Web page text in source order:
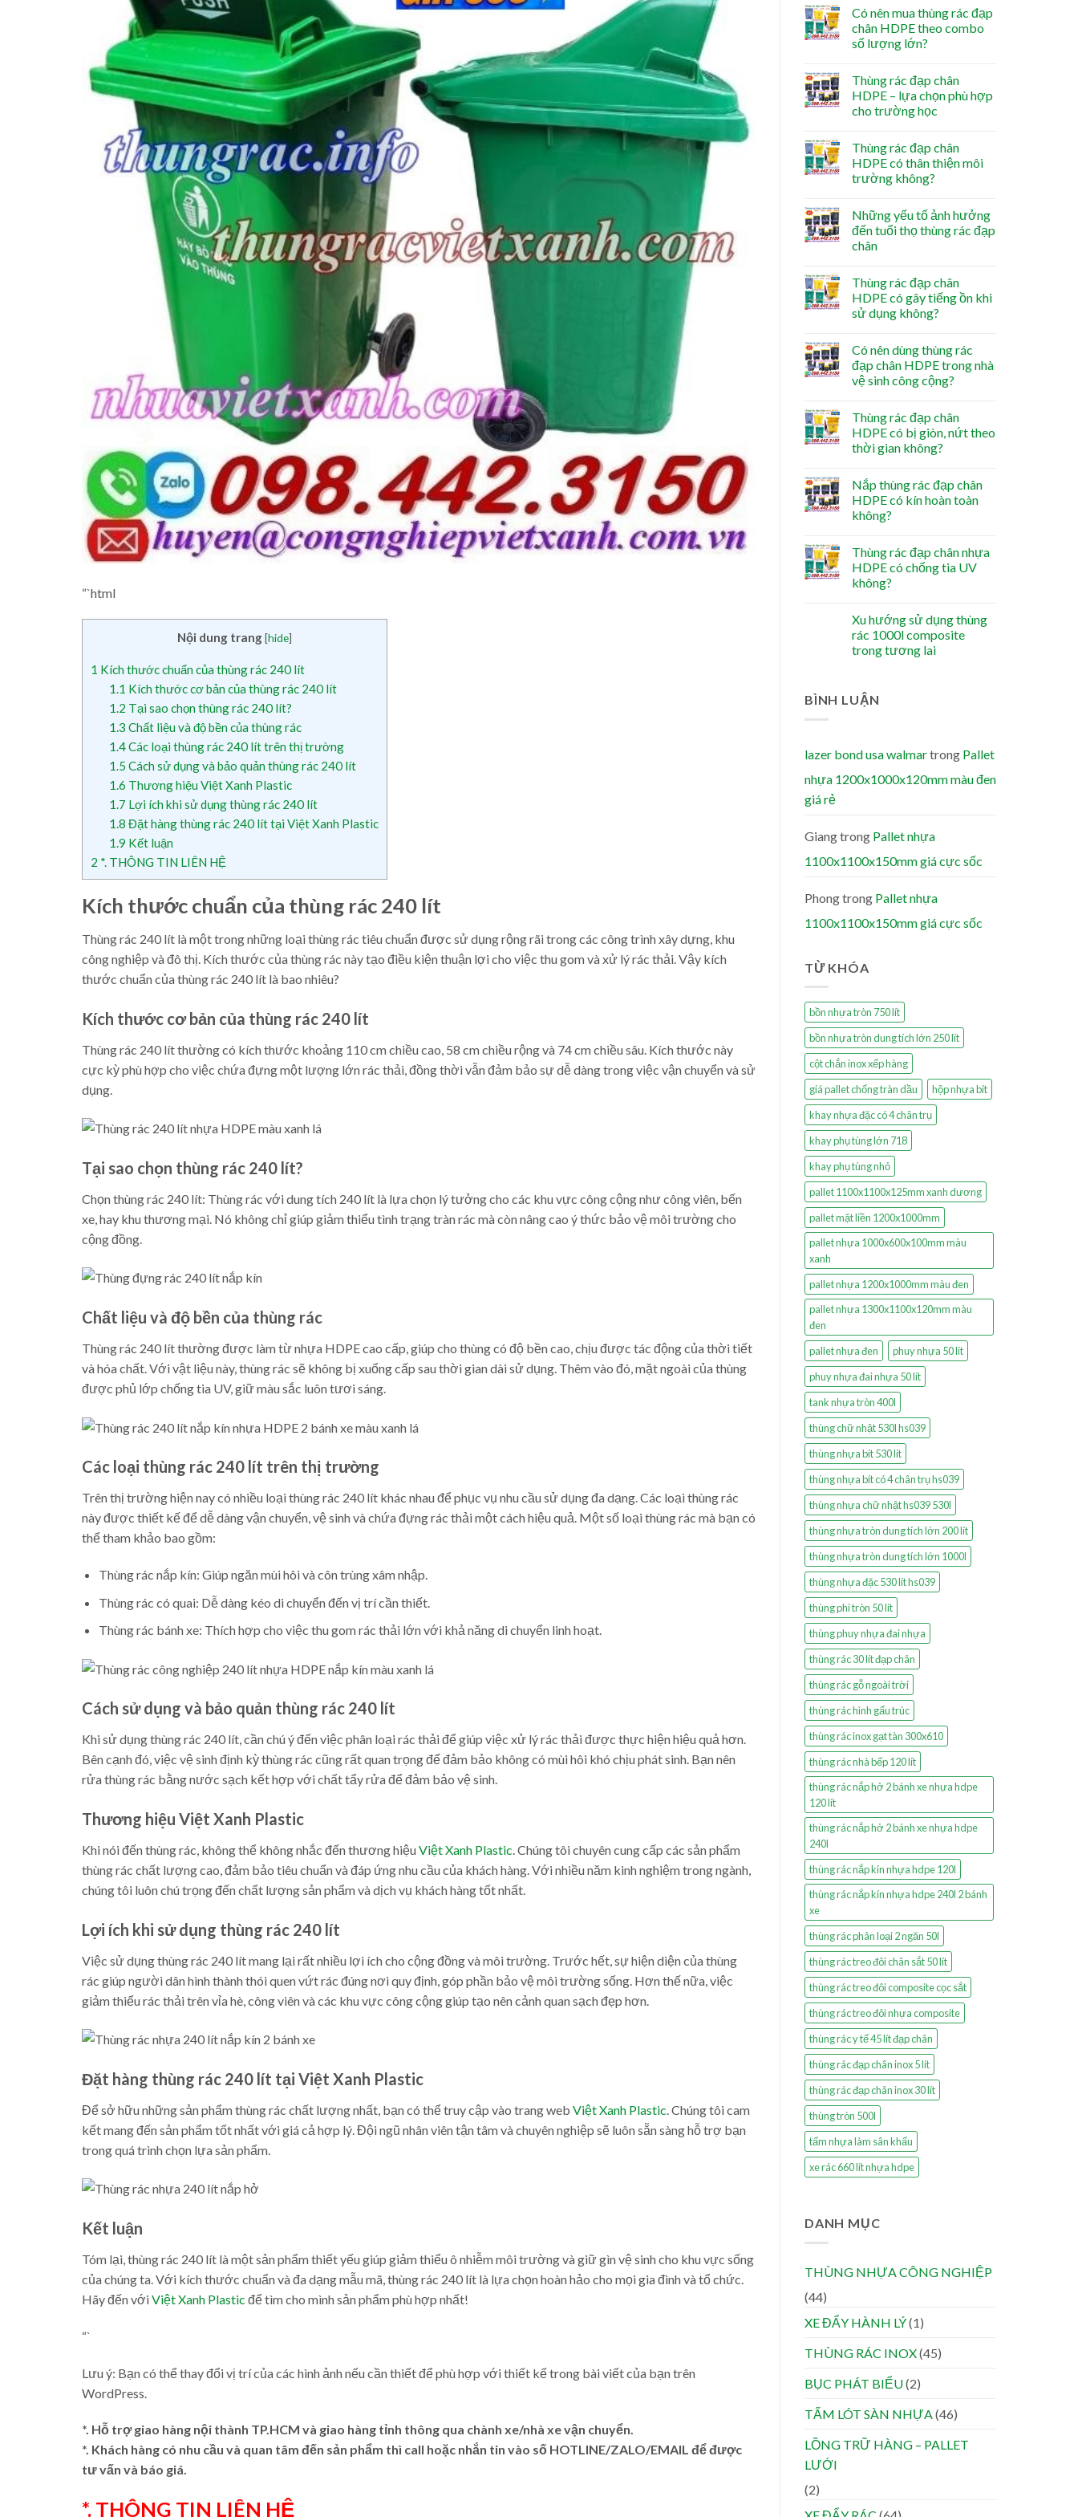
“`html
Nội dung trang[hide]
1 Kích thước chuẩn của thùng rác 240 lít
1.1 Kích thước cơ bản của thùng rác 240 lít
1.2 Tại sao chọn thùng rác 240 lít?
1.3 Chất liệu và độ bền của thùng rác
1.4Các loại thùng rác 240 lít trên thị trường
1.5 Cách sử dụng và bảo quản thùng rác 240 lít
1.6 Thương hiệu Việt Xanh Plastic
1.7 Lợi ích khi sử dụng thùng rác 240 lít
1.8 Đặt hàng thùng rác 240 lít tại Việt Xanh Plastic
1.9 Kết luận
2 *. THÔNG TIN LIÊN HỆ
Kích thước chuẩn của thùng rác 240 lít
Thùng rác 240 lít là một trong những loại thùng rác tiêu chuẩn được sử dụng rộng rãi trong các công trình xây dựng, khu
công nghiệp và đô thị. Kích thước của thùng rác này tạo điều kiện thuận lợi cho việc thu gom và xử lý rác thải. Vậy kích
thước chuẩn của thùng rác 240 lít là bao nhiêu?
Kích thước cơ bản của thùng rác 240 lít
Thùng rác 240 lít thường có kích thước khoảng 110 cm chiều cao, 58 cm chiều rộng và 74 cm chiều sâu. Kích thước này
cực kỳ phù hợp cho việc chứa đựng một lượng lớn rác thải, đồng thời vẫn đảm bảo sự dễ dàng trong việc vận chuyển và sử
dụng.
Tại sao chọn thùng rác 240 lít?
Chọn thùng rác 240 lít: Thùng rác với dung tích 240 lít là lựa chọn lý tưởng cho các khu vực công cộng như công viên, bến
xe, hay khu thương mại. Nó không chỉ giúp giảm thiểu tình trạng tràn rác mà còn nâng cao ý thức bảo vệ môi trường cho
cộng đồng.
Chất liệu và độ bền của thùng rác
Thùng rác 240 lít thường được làm từ nhựa HDPE cao cấp, giúp cho thùng có độ bền cao, chịu được tác động của thời tiết
và hóa chất. Với vật liệu này, thùng rác sẽ không bị xuống cấp sau thời gian dài sử dụng. Thêm vào đó, mặt ngoài của thùng
được phủ lớp chống tia UV, giữ màu sắc luôn tươi sáng.
Các loại thùng rác 240 lít trên thị trường
Trên thị trường hiện nay có nhiều loại thùng rác 240 lít khác nhau để phục vụ nhu cầu sử dụng đa dạng. Các loại thùng rác
này được thiết kế để dễ dàng vận chuyển, vệ sinh và chứa đựng rác thải một cách hiệu quả. Một số loại thùng rác mà bạn có
thể tham khảo bao gồm:
Thùng rác nắp kín: Giúp ngăn mùi hôi và côn trùng xâm nhập.
Thùng rác có quai: Dễ dàng kéo di chuyển đến vị trí cần thiết.
Thùng rác bánh xe: Thích hợp cho việc thu gom rác thải lớn với khả năng di chuyển linh hoạt.
Cách sử dụng và bảo quản thùng rác 240 lít
Khi sử dụng thùng rác 240 lít, cần chú ý đến việc phân loại rác thải để giúp việc xử lý rác thải được thực hiện hiệu quả hơn.
Bên cạnh đó, việc vệ sinh định kỳ thùng rác cũng rất quan trọng để đảm bảo không có mùi hôi khó chịu phát sinh. Bạn nên
rửa thùng rác bằng nước sạch kết hợp với chất tẩy rửa để đảm bảo vệ sinh.
Thương hiệu Việt Xanh Plastic
Khi nói đến thùng rác, không thể không nhắc đến thương hiệuViệt Xanh Plastic. Chúng tôi chuyên cung cấp các sản phẩm
thùng rác chất lượng cao, đảm bảo tiêu chuẩn và đáp ứng nhu cầu của khách hàng. Với nhiều năm kinh nghiệm trong ngành,
chúng tôi luôn chú trọng đến chất lượng sản phẩm và dịch vụ khách hàng tốt nhất.
Lợi ích khi sử dụng thùng rác 240 lít
Việc sử dụng thùng rác 240 lít mang lại rất nhiều lợi ích cho cộng đồng và môi trường. Trước hết, sự hiện diện của thùng
rác giúp người dân hình thành thói quen vứt rác đúng nơi quy định, góp phần bảo vệ môi trường sống. Hơn thế nữa, việc
giảm thiểu rác thải trên vỉa hè, công viên và các khu vực công cộng giúp tạo nên cảnh quan sạch đẹp hơn.
Đặt hàng thùng rác 240 lít tại Việt Xanh Plastic
Để sở hữu những sản phẩm thùng rác chất lượng nhất, bạn có thể truy cập vào trang web Việt Xanh Plastic. Chúng tôi cam
kết mang đến sản phẩm tốt nhất với giá cả hợp lý. Đội ngũ nhân viên tận tâm và chuyên nghiệp sẽ luôn sẵn sàng hỗ trợ bạn
trong quá trình chọn lựa sản phẩm.
Kết luận
Tóm lại, thùng rác 240 lít là một sản phẩm thiết yếu giúp giảm thiểu ô nhiễm môi trường và giữ gìn vệ sinh cho khu vực sống
của chúng ta. Với kích thước chuẩn và đa dạng mẫu mã, thùng rác 240 lít là lựa chọn hoàn hảo cho mọi gia đình và tổ chức.
Hãy đến vớiViệt Xanh Plastic để tìm cho mình sản phẩm phù hợp nhất!
“`
Lưu ý: Bạn có thể thay đổi vị trí của các hình ảnh nếu cần thiết để phù hợp với thiết kế trong bài viết của bạn trên
WordPress.
*. Hỗ trợ giao hàng nội thành TP.HCM và giao hàng tỉnh thông qua chành xe/nhà xe vận chuyển.
*. Khách hàng có nhu cầu và quan tâm đến sản phẩm thì call hoặc nhắn tin vào số HOTLINE/ZALO/EMAIL để được
tư vấn và báo giá.
*. THÔNG TIN LIÊN HỆ
Có nên mua thùng rác đạp
chân HDPE theo combo
số lượng lớn?
Thùng rác đạp chân
HDPE – lựa chọn phù hợp
cho trường học
Thùng rác đạp chân
HDPE có thân thiện môi
trường không?
Những yếu tố ảnh hưởng
đến tuổi thọ thùng rác đạp
chân
Thùng rác đạp chân
HDPE có gây tiếng ồn khi
sử dụng không?
Có nên dùng thùng rác
đạp chân HDPE trong nhà
vệ sinh công cộng?
Thùng rác đạp chân
HDPE có bị giòn, nứt theo
thời gian không?
Nắp thùng rác đạp chân
HDPE có kín hoàn toàn
không?
Thùng rác đạp chân nhựa
HDPE có chống tia UV
không?
Xu hướng sử dụng thùng
rác 1000l composite
trong tương lai
BÌNH LUẬN
lazer bond usa walmartrong Pallet
nhựa 1200x1000x120mm màu đen
giá rẻ
Giangtrong Pallet nhựa
1100x1100x150mm giá cực sốc
Phongtrong Pallet nhựa
1100x1100x150mm giá cực sốc
TỪ KHÓA
bồn nhựa tròn 750 lít
bồn nhựa tròn dung tích lớn 250 lít
cột chắn inox xếp hàng
giá pallet chống tràn dầu
hộp nhựa bít
khay nhựa đặc có 4 chân trụ
khay phụ tùng lớn 718
khay phụ tùng nhỏ
pallet 1100x1100x125mm xanh dương
pallet mặt liền 1200x1000mm
pallet nhựa 1000x600x100mm màu
xanh
pallet nhựa 1200x1000mm màu đen
pallet nhựa 1300x1100x120mm màu
đen
pallet nhựa đen
phuy nhựa 50 lít
phuy nhựa đai nhựa 50 lít
tank nhựa tròn 400l
thùng chữ nhật 530l hs039
thùng nhựa bít 530 lít
thùng nhựa bít có 4 chân trụ hs039
thùng nhựa chữ nhật hs039 530l
thùng nhựa tròn dung tích lớn 200 lít
thùng nhựa tròn dung tích lớn 1000l
thùng nhựa đặc 530 lít hs039
thùng phi tròn 50 lít
thùng phuy nhựa đai nhựa
thùng rác 30 lít đạp chân
thùng rác gỗ ngoài trời
thùng rác hình gấu trúc
thùng rác inox gạt tàn 300x610
thùng rác nhà bếp 120 lít
thùng rác nắp hở 2 bánh xe nhựa hdpe
120 lít
thùng rác nắp hở 2 bánh xe nhựa hdpe
240l
thùng rác nắp kín nhựa hdpe 120l
thùng rác nắp kín nhựa hdpe 240l 2 bánh
xe
thùng rác phân loại 2 ngăn 50l
thùng rác treo đôi chân sắt 50 lít
thùng rác treo đôi composite cọc sắt
thùng rác treo đôi nhựa composite
thùng rác y tế 45 lít đạp chân
thùng rác đạp chân inox 5 lít
thùng rác đạp chân inox 30 lít
thùng tròn 500l
tấm nhựa làm sân khấu
xe rác 660 lít nhựa hdpe
DANH MỤC
THÙNG NHỰA CÔNG NGHIỆP
(44)
XE ĐẨY HÀNH LÝ(1)
THÙNG RÁC INOX(45)
BỤC PHÁT BIỂU(2)
TẤM LÓT SÀN NHỰA (46)
LỒNG TRỮ HÀNG – PALLET
LƯỚI
(2)